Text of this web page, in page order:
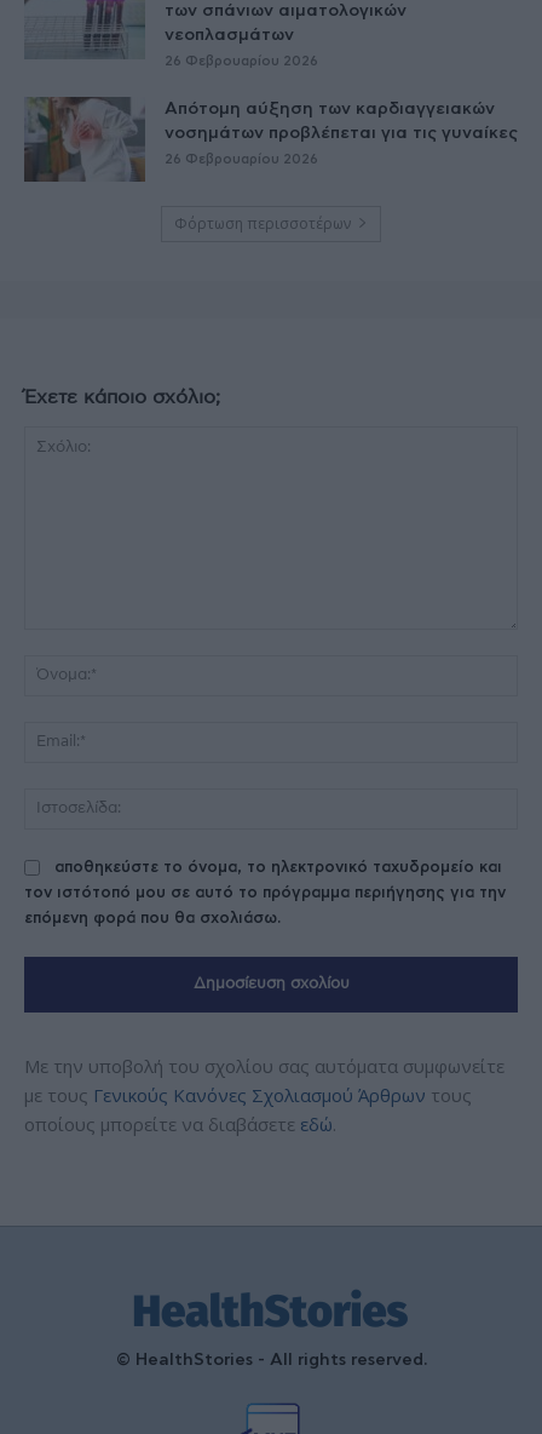
των σπάνιων αιματολογικών
νεοπλασμάτων
26 Φεβρουαρίου 2026
Απότομη αύξηση των καρδιαγγειακών
νοσημάτων προβλέπεται για τις γυναίκες
26 Φεβρουαρίου 2026
Φόρτωση περισσοτέρων
Έχετε κάποιο σχόλιο;
αποθηκεύστε το όνομα, το ηλεκτρονικό ταχυδρομείο και
τον ιστότοπό μου σε αυτό το πρόγραμμα περιήγησης για την
επόμενη φορά που θα σχολιάσω.
Με την υποβολή του σχολίου σας αυτόματα συμφωνείτε
με τους Γενικούς Κανόνες Σχολιασμού Άρθρων τους
οποίους μπορείτε να διαβάσετε εδώ.
© HealthStories - All rights reserved.